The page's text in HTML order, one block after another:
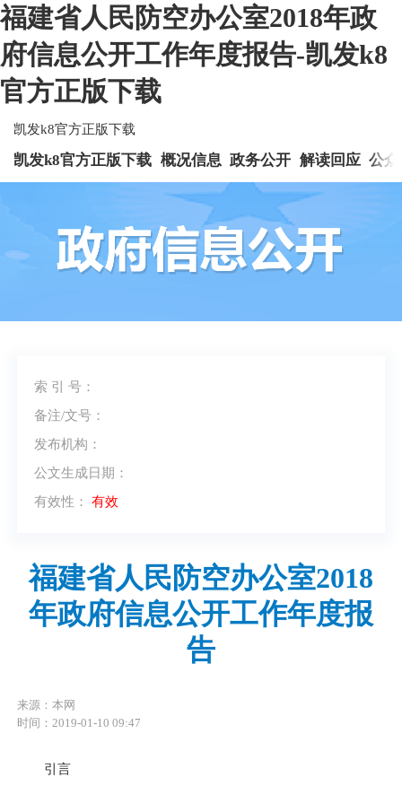
福建省人民防空办公室2018年政
府信息公开工作年度报告-凯发k8
官方正版下载
凯发k8官方正版下载
凯发k8官方正版下载 概况信息 政务公开 解读回应 公
索 引 号：
备注/文号：
发布机构：
公文生成日期：
有效性： 有效
福建省人民防空办公室2018
年政府信息公开工作年度报
告
来源：本网
时间：2019-01-10 09:47
引言